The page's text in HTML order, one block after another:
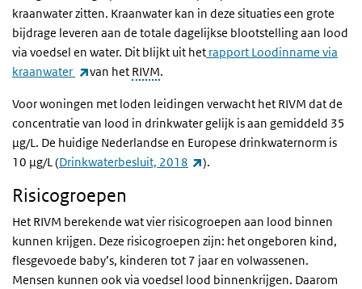
kraanwater zitten. Kraanwater kan in deze situaties een grote
bijdrage leveren aan de totale dagelijkse blootstelling aan lood
via voedsel en water. Dit blijkt uit het rapport Loodinname via
kraanwater
(externe link)
van het RIVM.
Voor woningen met loden leidingen verwacht het RIVM dat de
concentratie van lood in drinkwater gelijk is aan gemiddeld 35
µg/L. De huidige Nederlandse en Europese drinkwaternorm is
10 µg/L (Drinkwaterbesluit, 2018 (externe link)
).
Risicogroepen
Het RIVM berekende wat vier risicogroepen aan lood binnen
kunnen krijgen. Deze risicogroepen zijn: het ongeboren kind,
flesgevoede baby’s, kinderen tot 7 jaar en volwassenen.
Mensen kunnen ook via voedsel lood binnenkrijgen. Daarom